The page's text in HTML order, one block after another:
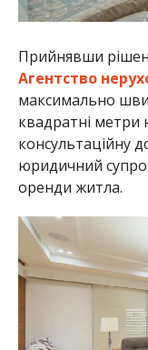
Прийнявши
Агентство
максимально
квадратні метри
консультаційну
юридичний
оренди житла.